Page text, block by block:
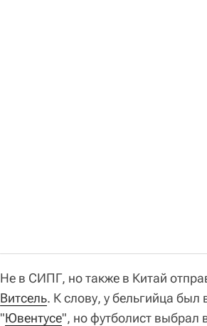
Не в СИПГ, но также в Китай
Витсель. К слову, у бельгийца
"Ювентусе", но футболист выбрал